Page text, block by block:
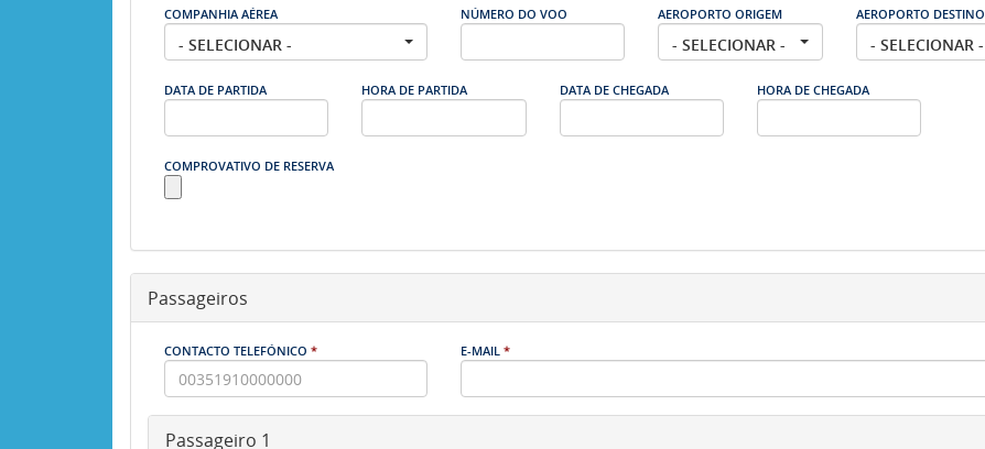
COMPANHIA AÉREA
- SELECIONAR -
NÚMERO DO VOO AEROPORTO ORIGEM
- SELECIONAR -
AEROPORTO DESTINO
- SELECIONAR -
DATA DE PARTIDA HORA DE PARTIDA DATA DE CHEGADA HORA DE CHEGADA
COMPROVATIVO DE RESERVA
Passageiros
CONTACTO TELEFÓNICO * E-MAIL *
Passageiro 1